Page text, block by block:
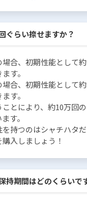
ぐらい捺せますか？
合、初期性能として
す。
合、初期性能として
す。
とにより、約10万回
す。
を持つのはシャチハタ
入しましょう！
持期間はどのくらいで